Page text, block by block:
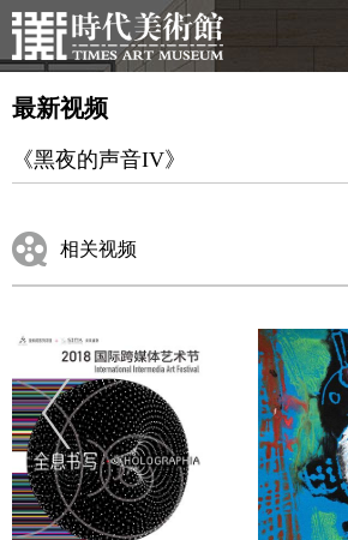
最新视频
《黑夜的声音IV》
相关视频